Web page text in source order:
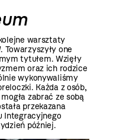
warsztaty
. Towarzyszyły one
tytułem. Wzięły
oraz ich rodzice
wykonywaliśmy
Każda z osób,
zabrać ze sobą
przekazana
Integracyjnego
później.